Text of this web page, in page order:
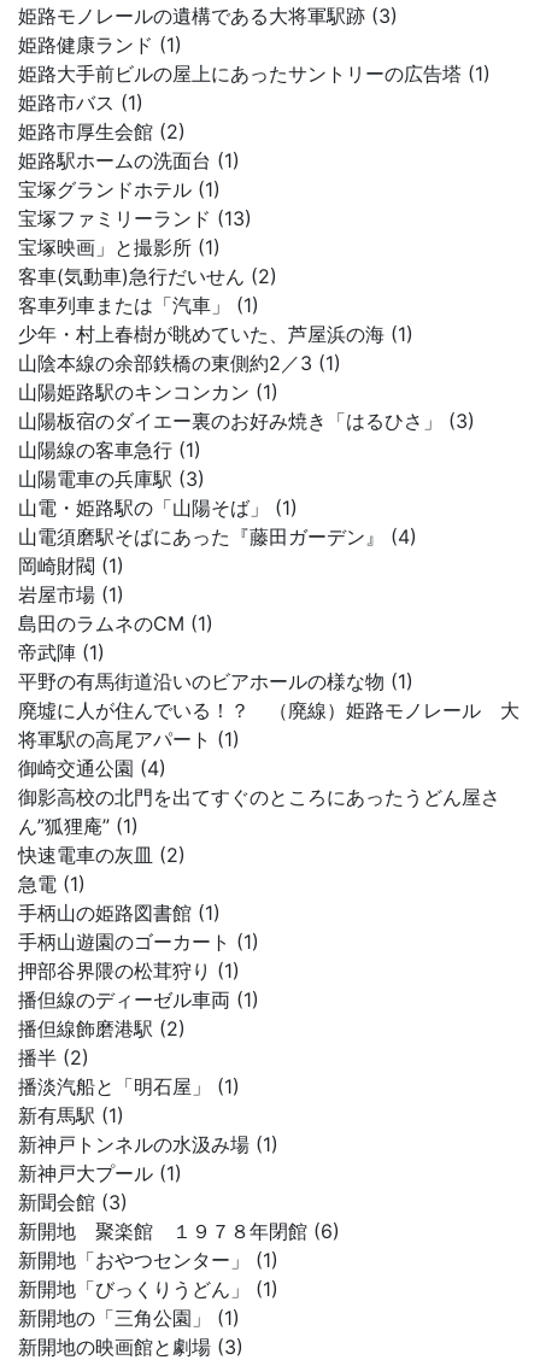
姫路モノレールの遺構である大将軍駅跡 (3)
姫路健康ランド (1)
姫路大手前ビルの屋上にあったサントリーの広告塔 (1)
姫路市バス (1)
姫路市厚生会館 (2)
姫路駅ホームの洗面台 (1)
宝塚グランドホテル (1)
宝塚ファミリーランド (13)
宝塚映画」と撮影所 (1)
客車(気動車)急行だいせん (2)
客車列車または「汽車」 (1)
少年・村上春樹が眺めていた、芦屋浜の海 (1)
山陰本線の余部鉄橋の東側約2／3 (1)
山陽姫路駅のキンコンカン (1)
山陽板宿のダイエー裏のお好み焼き「はるひさ」 (3)
山陽線の客車急行 (1)
山陽電車の兵庫駅 (3)
山電・姫路駅の「山陽そば」 (1)
山電須磨駅そばにあった『藤田ガーデン』 (4)
岡崎財閥 (1)
岩屋市場 (1)
島田のラムネのCM (1)
帝武陣 (1)
平野の有馬街道沿いのビアホールの様な物 (1)
廃墟に人が住んでいる！？ （廃線）姫路モノレール 大
将軍駅の高尾アパート (1)
御崎交通公園 (4)
御影高校の北門を出てすぐのところにあったうどん屋さ
ん”狐狸庵” (1)
快速電車の灰皿 (2)
急電 (1)
手柄山の姫路図書館 (1)
手柄山遊園のゴーカート (1)
押部谷界隈の松茸狩り (1)
播但線のディーゼル車両 (1)
播但線飾磨港駅 (2)
播半 (2)
播淡汽船と「明石屋」 (1)
新有馬駅 (1)
新神戸トンネルの水汲み場 (1)
新神戸大プール (1)
新聞会館 (3)
新開地 聚楽館 １９７８年閉館 (6)
新開地「おやつセンター」 (1)
新開地「びっくりうどん」 (1)
新開地の「三角公園」 (1)
新開地の映画館と劇場 (3)